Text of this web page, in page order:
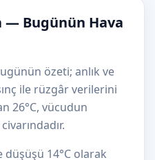
— Bugünün Hava
özeti; anlık ve
ile rüzgâr verilerini
26°C, vücudun
düşüşü 14°C olarak